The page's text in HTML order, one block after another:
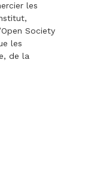
les
Society
les
de la